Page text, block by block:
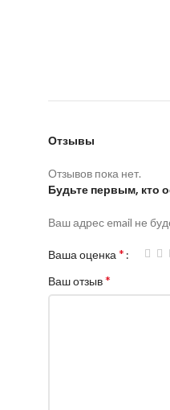
Отзывы
Отзывов пока нет.
Будьте первым, кто
Ваш адрес email не
Ваша оценка *
Ваш отзыв*